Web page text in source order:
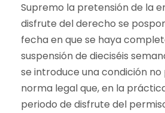
Supremo la pretensión de la
disfrute del derecho se
fecha en que se haya
suspensión de dieciséis
se introduce una condición
norma legal que, en la
periodo de disfrute del